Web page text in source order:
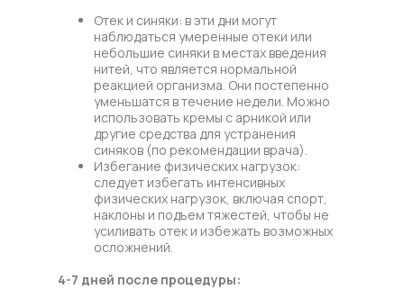
Отек и синяки: в эти дни могут
наблюдаться умеренные отеки или
небольшие синяки в местах введения
нитей, что является нормальной
реакцией организма. Они постепенно
уменьшатся в течение недели. Можно
использовать кремы с арникой или
другие средства для устранения
синяков (по рекомендации врача).
Избегание физических нагрузок:
следует избегать интенсивных
физических нагрузок, включая спорт,
наклоны и подъем тяжестей, чтобы не
усиливать отек и избежать возможных
осложнений.
4-7 дней после процедуры: